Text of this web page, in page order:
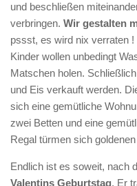
Kindergarten
Pädagogisches Konzept
Inklusion
Wochenpläne
Alle Termine im
und beschließen
verbringen. Wir gestalten
pssst, es wird nix verraten
Kinder wollen unbedingt
Matschen holen.
und Eis verkauft werden.
sich eine gemütliche
zwei Betten und eine
Regal türmen sich
Endlich ist es soweit, nach
Valentins Geburtstag. Er